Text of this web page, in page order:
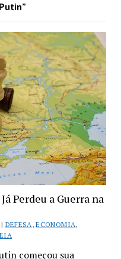
Perdeu a Guerra na
DEFESA,ECONOMIA,
começou sua